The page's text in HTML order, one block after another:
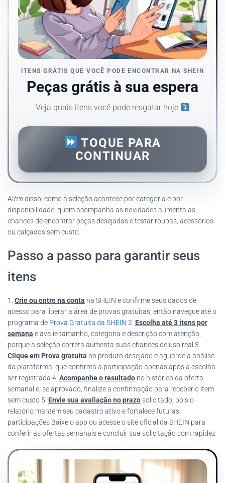
ITENS GRÁTIS QUE VOCÊ PODE ENCONTRAR NA SHEIN
Peças grátis à sua espera
Veja quais itens você pode resgatar hoje
TOQUE PARA
CONTINUAR
Além disso, como a seleção acontece por categoria e por
disponibilidade, quem acompanha as novidades aumenta as
chances de encontrar peças desejadas e testar roupas, acessórios
ou calçados sem custo.
Passo a passo para garantir seus
itens
1. Crie ou entre na conta na SHEIN e confirme seus dados de
acesso para liberar a área de provas gratuitas, então navegue até o
programa de Prova Gratuita da SHEIN 2. Escolha até 3 itens por
semana e avalie tamanho, categoria e descrição com atenção,
porque a seleção correta aumenta suas chances de uso real 3.
Clique em Prova gratuita no produto desejado e aguarde a análise
da plataforma, que confirma a participação apenas após a escolha
ser registrada 4. Acompanhe o resultado no histórico da oferta
semanal e, se aprovado, finalize a confirmação para receber o item
sem custo 5. Envie sua avaliação no prazosolicitado, pois o
relatório mantém seu cadastro ativo e fortalece futuras
participações Baixe o app ou acesse o site oficial da SHEIN para
conferir as ofertas semanais e concluir sua solicitação com rapidez